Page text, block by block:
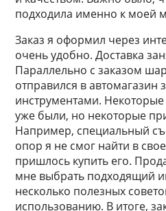
подходила именно к моей
Заказ я оформил через
очень удобно. Доставка
Параллельно с заказом
отправился в
инструментами.
уже были, но некоторые
Например, специальный
опор я не смог найти в
пришлось купить его.
мне выбрать подходящий
несколько полезных
использованию. В итоге,